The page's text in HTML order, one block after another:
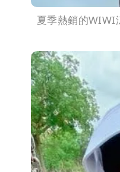
夏季熱銷的WIWI